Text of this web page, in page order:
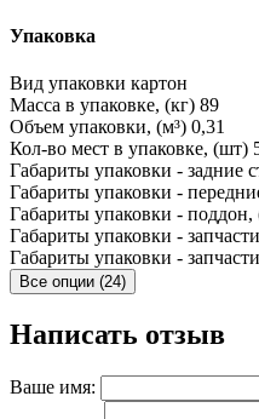
Упаковка
Вид упаковки картон
Масса в упаковке, (кг) 89
Объем упаковки, (м³) 0,31
Кол-во мест в упаковке, (шт)
Габариты упаковки - задние
Габариты упаковки -
Габариты упаковки - поддон,
Габариты упаковки -
Габариты упаковки -
Все опции (24)
Написать отзыв
Ваше имя: